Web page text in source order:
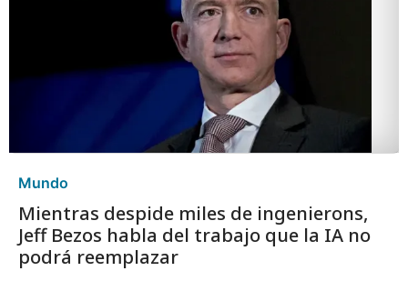
Mundo
Mientras despide miles de ingenierons,
Jeff Bezos habla del trabajo que la IA no
podrá reemplazar